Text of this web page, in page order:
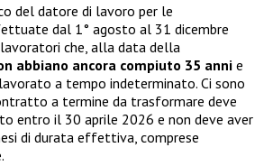
del datore di lavoro per le
dal 1° agosto al 31 dicembre
che, alla data della
abbiano ancora compiuto 35 anni e
a tempo indeterminato. Ci sono
a termine da trasformare deve
entro il 30 aprile 2026 e non deve aver
di durata effettiva, comprese